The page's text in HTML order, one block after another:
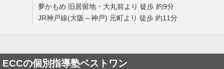
夢かもめ 旧居留地・大丸前より 徒歩 約9分
JR神戸線(大阪～神戸) 元町より 徒歩 約11分
ECCの個別指導塾ベストワン